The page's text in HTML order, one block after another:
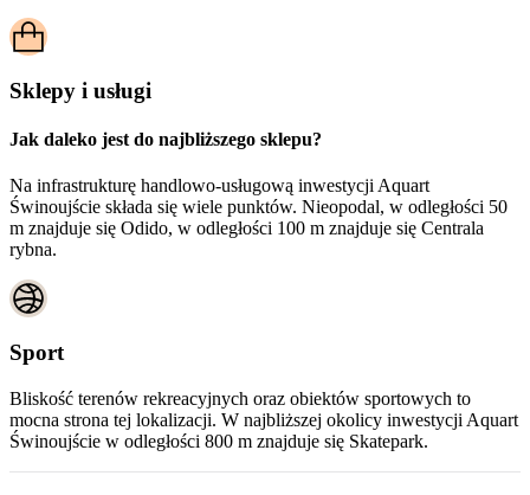
Sklepy i usługi
Jak daleko jest do najbliższego sklepu?
Na infrastrukturę handlowo-usługową inwestycji Aquart
Świnoujście składa się wiele punktów. Nieopodal, w odległości 50
m znajduje się Odido, w odległości 100 m znajduje się Centrala
rybna.
Sport
Bliskość terenów rekreacyjnych oraz obiektów sportowych to
mocna strona tej lokalizacji. W najbliższej okolicy inwestycji Aquart
Świnoujście w odległości 800 m znajduje się Skatepark.